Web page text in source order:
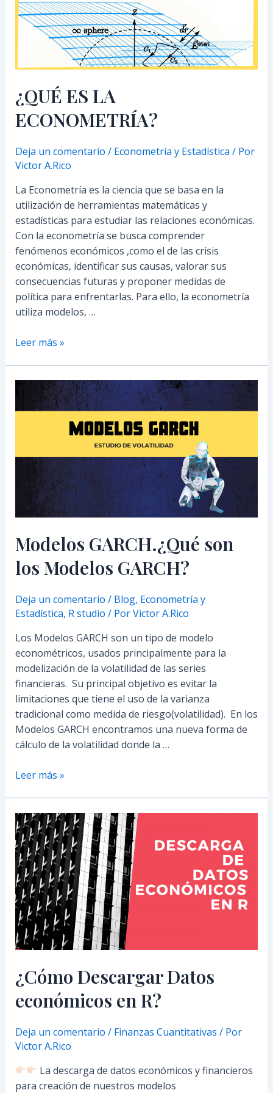
¿QUÉ ES LA
ECONOMETRÍA?
Deja un comentario / Econometría y Estadística / Por
Victor A.Rico
La Econometría es la ciencia que se basa en la
utilización de herramientas matemáticas y
estadísticas para estudiar las relaciones económicas.
Con la econometría se busca comprender
fenómenos económicos ,como el de las crisis
económicas, identificar sus causas, valorar sus
consecuencias futuras y proponer medidas de
política para enfrentarlas. Para ello, la econometría
utiliza modelos, …
Leer más »
Modelos GARCH.¿Qué son
los Modelos GARCH?
Deja un comentario / Blog, Econometría y
Estadística, R studio / PorVictor A.Rico
Los Modelos GARCH son un tipo de modelo
econométricos, usados principalmente para la
modelización de la volatilidad de las series
financieras. Su principal objetivo es evitar la
limitaciones que tiene el uso de la varianza
tradicional como medida de riesgo(volatilidad). En los
Modelos GARCH encontramos una nueva forma de
cálculo de la volatilidad donde la …
Modelos
GARCH.
Modelos
GARCH?
Leer más »
¿Cómo Descargar Datos
económicos en R?
Deja un comentario / Finanzas Cuantitativas / Por
Victor A.Rico
La descarga de datos económicos y financieros
para creación de nuestros modelos
¿Cómo
Descargar
Datos
económicos
en
R?